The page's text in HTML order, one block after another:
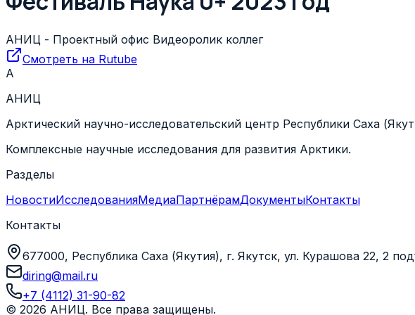
АНИЦ - Проектный офис Видеоролик коллег
Смотреть на Rutube
А
АНИЦ
Арктический научно-исследовательский центр Республики Саха
Комплексные научные исследования для развития Арктики.
Разделы
НовостиИсследованияМедиаПартнёрамДокументыКонтакты
Контакты
677000, Республика Саха (Якутия), г. Якутск, ул. Курашова 22, 2
diring@mail.ru
+7 (4112) 31-90-82
© 2026 АНИЦ. Все права защищены.